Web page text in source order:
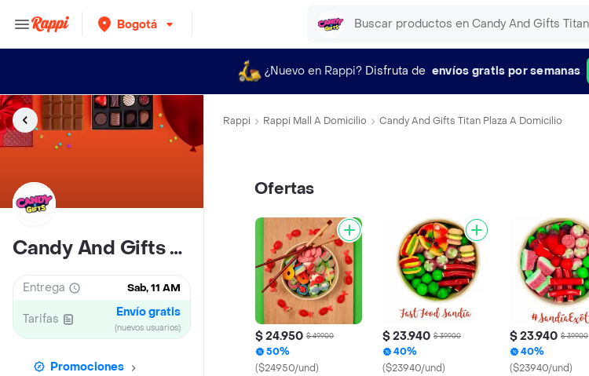
Bogotá
¿Nuevo en Rappi? Disfruta de envíos gratis por semanas
Candy And Gifts Titan Plaza
Entrega Sab, 11 AM
Tarifas Envío gratis
(nuevos usuarios)
Promociones
Rappi Rappi Mall A Domicilio Candy And Gifts Titan Plaza A Domicilio
Ofertas
$ 24.950 $ 49.900
50%
($24950/und)
$ 23.940 $ 39.900
40%
($23940/und)
$ 23.940 $ 39.900
40%
($23940/und)